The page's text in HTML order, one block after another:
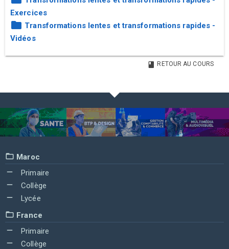
Exercices
Transformations lentes et transformations rapides -
Vidéos
RETOUR AU COURS
Maroc
Primaire
Collège
Lycée
France
Primaire
Collège